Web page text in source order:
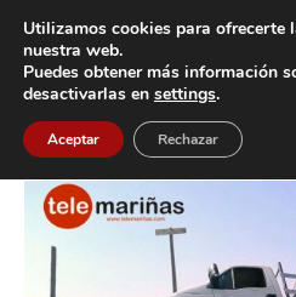
Inicio Etiquetas Incidente
Etiqueta: Incidente
Utilizamos cookies para ofrecerte
nuestra web.
Puedes obtener más información
desactivarlas en settings.
Aceptar Rechazar